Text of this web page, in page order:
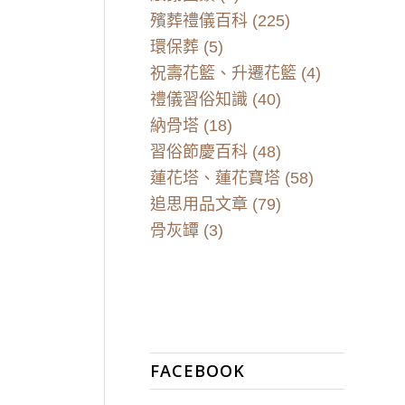
殯葬禮儀百科(225)
環保葬(5)
祝壽花籃、升遷花籃 (4)
禮儀習俗知識 (40)
納骨塔 (18)
習俗節慶百科(48)
蓮花塔、蓮花寶塔 (58)
追思用品文章 (79)
骨灰罈(3)
FACEBOOK